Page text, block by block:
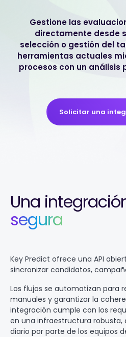
Gestione las
directamente desde
selección o gestión del
herramientas actuales
procesos con un análisis
Solicitar una
Una
segura
Key Predict ofrece una API
sincronizar candidatos,
Los flujos se automatizan para
manuales y garantizar la
integración cumple con los
en una infraestructura robusta,
diario por parte de los equipos de